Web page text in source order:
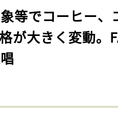
象等でコーヒー、
が大きく変動。